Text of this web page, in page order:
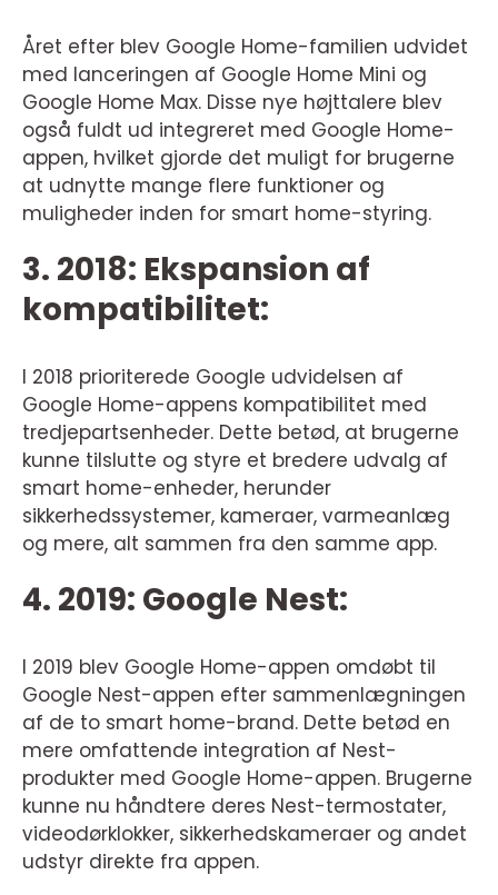
Året efter blev Google Home-familien udvidet
med lanceringen af Google Home Mini og
Google Home Max. Disse nye højttalere blev
også fuldt ud integreret med Google Home-
appen, hvilket gjorde det muligt for brugerne
at udnytte mange flere funktioner og
muligheder inden for smart home-styring.
3. 2018: Ekspansion af
kompatibilitet:
I 2018 prioriterede Google udvidelsen af
Google Home-appens kompatibilitet med
tredjepartsenheder. Dette betød, at brugerne
kunne tilslutte og styre et bredere udvalg af
smart home-enheder, herunder
sikkerhedssystemer, kameraer, varmeanlæg
og mere, alt sammen fra den samme app.
4. 2019: Google Nest:
I 2019 blev Google Home-appen omdøbt til
Google Nest-appen efter sammenlægningen
af de to smart home-brand. Dette betød en
mere omfattende integration af Nest-
produkter med Google Home-appen. Brugerne
kunne nu håndtere deres Nest-termostater,
videodørklokker, sikkerhedskameraer og andet
udstyr direkte fra appen.